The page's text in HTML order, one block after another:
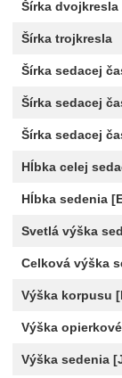
Šírka dvojkresla
Šírka trojkresla
Šírka sedacej
Šírka sedacej
Šírka sedacej
Hĺbka celej
Hĺbka sedenia
Svetlá výška
Celková výška
Výška korpusu
Výška
Výška sedenia